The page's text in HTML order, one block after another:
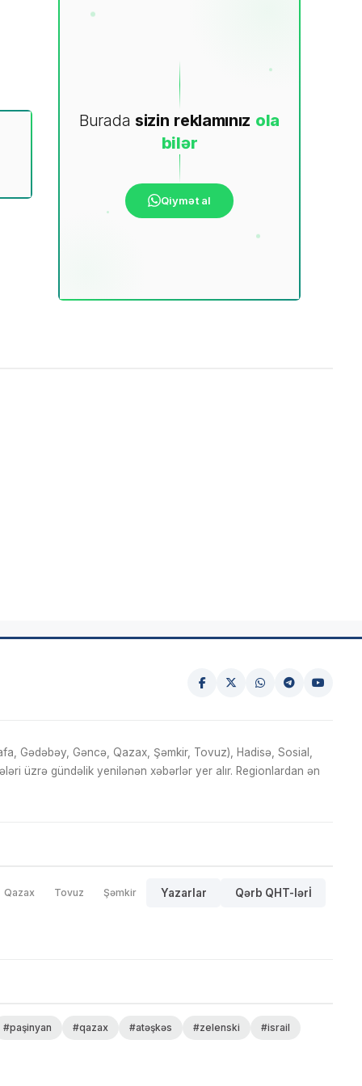
Burada sizin reklamınız ola
bilər
Qiymət al
Gədəbəy, Gəncə, Qazax, Şəmkir, Tovuz), Hadisə, Sosial,
üzrə gündəlik yenilənən xəbərlər yer alır. Regionlardan ən
Qazax Tovuz Şəmkir Yazarlar Qərb QHT-lərİ
#paşinyan #qazax #atəşkəs #zelenski
#israil